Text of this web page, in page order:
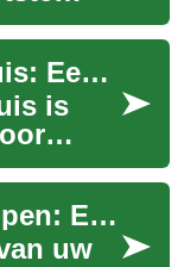
De waarde van uw huis: Een gids voor huiseigenaren en kopers
is
Uw huis online verkopen: Een complete gids voor Nederlandse huiseigenaren
uw